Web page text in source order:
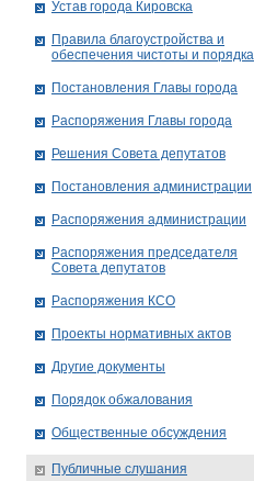
Устав города Кировска
Правила благоустройства и
обеспечения чистоты и порядка
Постановления Главы города
Распоряжения Главы города
Решения Совета депутатов
Постановления администрации
Распоряжения администрации
Распоряжения председателя
Совета депутатов
Распоряжения КСО
Проекты нормативных актов
Другие документы
Порядок обжалования
Общественные обсуждения
Публичные слушания